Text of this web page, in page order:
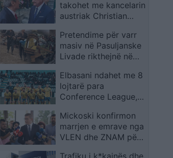
takohet me kancelarin
austriak Christian
Pretendime për varr
masiv në Pasuljanske
Livade rikthejnë në
zhdukurve të Kosovës
Elbasani ndahet me 8
lojtarë para
Conference League,
Xhonatan Lajthtia
Mickoski konfirmon
marrjen e emrave nga
VLEN dhe ZNAM për
Trafiku i k*kainës dhe